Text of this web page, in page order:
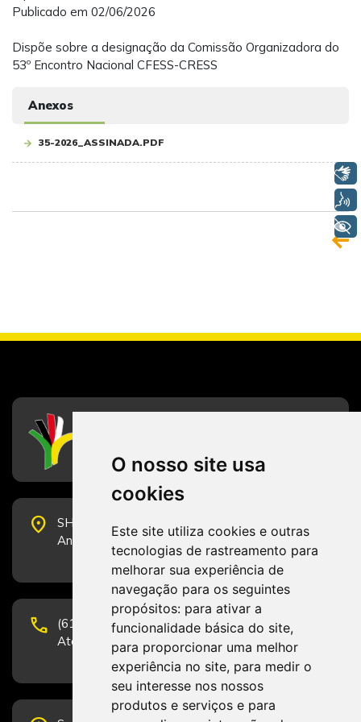
O nosso site usa
cookies
Este site utiliza cookies e outras
tecnologias de rastreamento para
melhorar sua experiência de
navegação para os seguintes
propósitos: para ativar a
funcionalidade básica do site,
para proporcionar uma melhor
experiência no site, para medir o
seu interesse nos nossos
produtos e serviços e para
Publicado em 02/06/2026
Dispõe sobre a designação da Comissão Organizadora do
53º Encontro Nacional CFESS-CRESS
Anexos
35-2026_ASSINADA.PDF
place
SHS Quadra 6, Bloco E, Complexo Brasil 21, 20º
Andar, Sala 2001 - CEP 70322-915 - Brasília/DF
phone
(61) 3223-1652 e (61) 98131-3801.
Atendimento por telefone em horário comercial